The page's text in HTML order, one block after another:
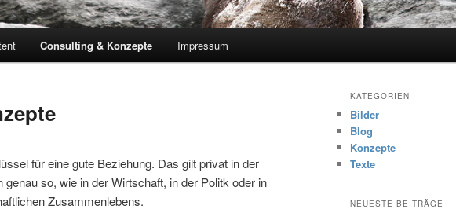
Consulting & Konzepte Impressum
für eine gute Beziehung. Das gilt privat in der
genau so, wie in der Wirtschaft, in der Politk oder in
Zusammenlebens.
KATEGORIEN
Bilder
Blog
Konzepte
Texte
NEUESTE BEITRÄGE